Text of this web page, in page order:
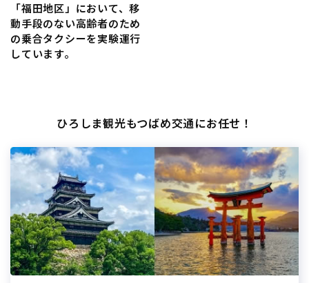
「福田地区」において、移
動手段のない高齢者のため
の乗合タクシーを実験運行
しています。
ひろしま観光もつばめ交通にお任せ！